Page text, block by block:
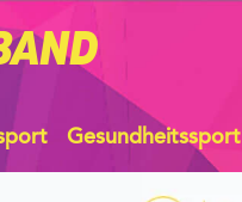
Gesundheitssport